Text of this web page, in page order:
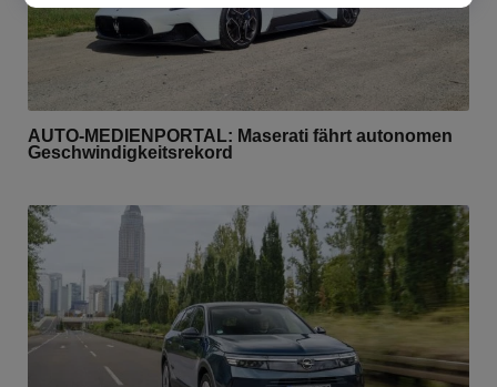
AUTO-MEDIENPORTAL: Maserati fährt autonomen
Geschwindigkeitsrekord